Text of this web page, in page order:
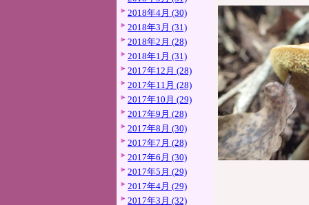
2018年4月 (30)
2018年3月 (31)
2018年2月 (28)
2018年1月 (31)
2017年12月 (28)
2017年11月 (28)
2017年10月 (29)
2017年9月 (28)
2017年8月 (30)
2017年7月 (28)
2017年6月 (30)
2017年5月 (29)
2017年4月 (29)
2017年3月 (32)